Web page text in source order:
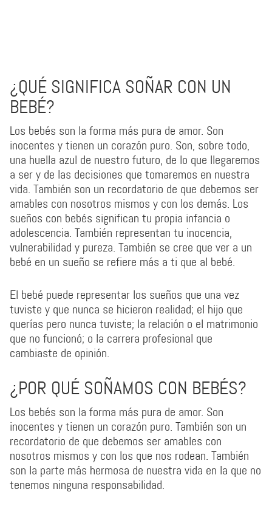
¿QUÉ SIGNIFICA SOÑAR CON UN
BEBÉ?
Los bebés son la forma más pura de amor. Son
inocentes y tienen un corazón puro. Son, sobre todo,
una huella azul de nuestro futuro, de lo que llegaremos
a ser y de las decisiones que tomaremos en nuestra
vida. También son un recordatorio de que debemos ser
amables con nosotros mismos y con los demás. Los
sueños con bebés significan tu propia infancia o
adolescencia. También representan tu inocencia,
vulnerabilidad y pureza. También se cree que ver a un
bebé en un sueño se refiere más a ti que al bebé.
El bebé puede representar los sueños que una vez
tuviste y que nunca se hicieron realidad; el hijo que
querías pero nunca tuviste; la relación o el matrimonio
que no funcionó; o la carrera profesional que
cambiaste de opinión.
¿POR QUÉ SOÑAMOS CON BEBÉS?
Los bebés son la forma más pura de amor. Son
inocentes y tienen un corazón puro. También son un
recordatorio de que debemos ser amables con
nosotros mismos y con los que nos rodean. También
son la parte más hermosa de nuestra vida en la que no
tenemos ninguna responsabilidad.